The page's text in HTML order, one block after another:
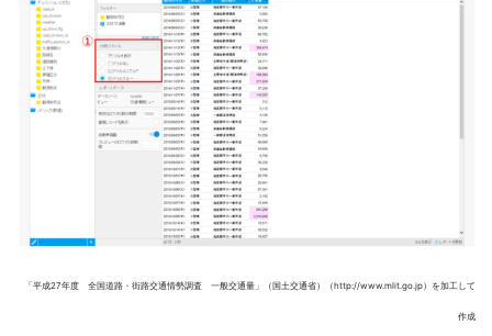
「平成27年度 全国道路・街路交通情勢調査 一般交通量」（国土交通省）（http://www.mlit.go.jp）を加工して
作成